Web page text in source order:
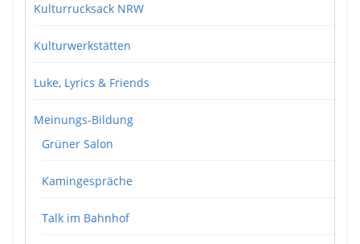
Kulturrucksack NRW
Kulturwerkstätten
Luke, Lyrics & Friends
Meinungs-Bildung
Grüner Salon
Kamingespräche
Talk im Bahnhof